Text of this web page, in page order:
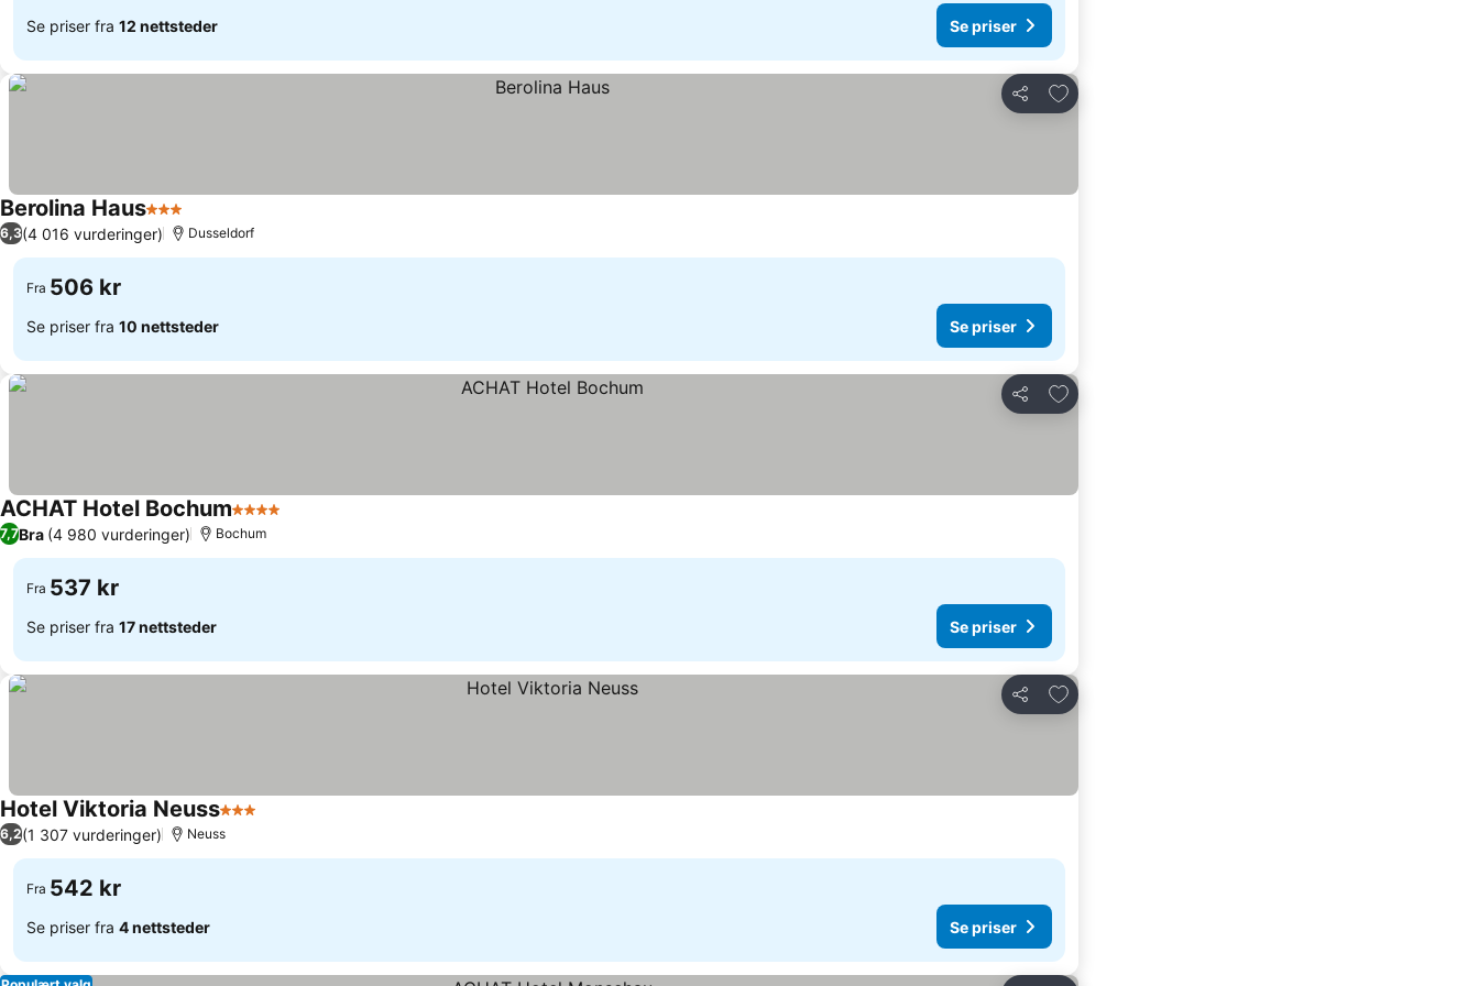
Se priser fra 12 nettsteder Se priser
Del
Legg til i favoritter
Berolina Haus3 Stjerner
6,3(4 016 vurderinger) Dusseldorf
Fra 506 kr
Se priser fra 10 nettsteder Se priser
Del
Legg til i favoritter
ACHAT Hotel Bochum4 Stjerner
7,7Bra (4 980 vurderinger) Bochum
Fra 537 kr
Se priser fra 17 nettsteder Se priser
Del
Legg til i favoritter
Hotel Viktoria Neuss3 Stjerner
6,2(1 307 vurderinger) Neuss
Fra 542 kr
Se priser fra 4 nettsteder Se priser